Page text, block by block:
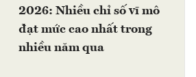
2026: Nhiều chỉ số vĩ mô
đạt mức cao nhất trong
nhiều năm qua